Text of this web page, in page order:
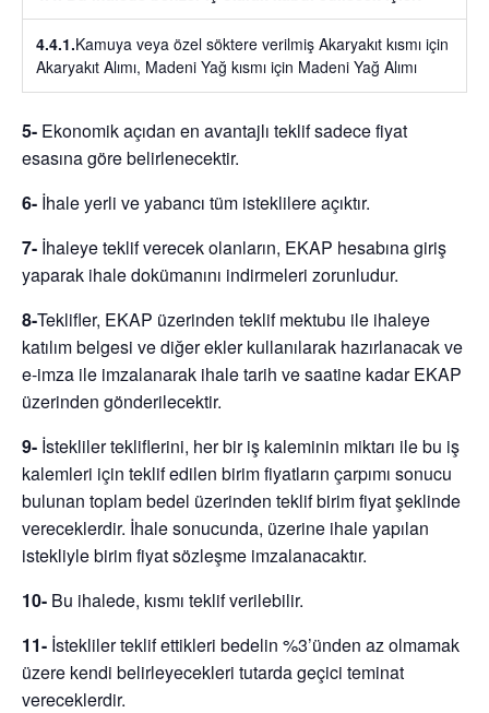
4.4.1.Kamuya veya özel söktere verilmiş Akaryakıt kısmı için
Akaryakıt Alımı, Madeni Yağ kısmı için Madeni Yağ Alımı
5- Ekonomik açıdan en avantajlı teklif sadece fiyat
esasına göre belirlenecektir.
6- İhale yerli ve yabancı tüm isteklilere açıktır.
7- İhaleye teklif verecek olanların, EKAP hesabına giriş
yaparak ihale dokümanını indirmeleri zorunludur.
8-Teklifler, EKAP üzerinden teklif mektubu ile ihaleye
katılım belgesi ve diğer ekler kullanılarak hazırlanacak ve
e-imza ile imzalanarak ihale tarih ve saatine kadar EKAP
üzerinden gönderilecektir.
9- İstekliler tekliflerini, her bir iş kaleminin miktarı ile bu iş
kalemleri için teklif edilen birim fiyatların çarpımı sonucu
bulunan toplam bedel üzerinden teklif birim fiyat şeklinde
vereceklerdir. İhale sonucunda, üzerine ihale yapılan
istekliyle birim fiyat sözleşme imzalanacaktır.
10- Bu ihalede, kısmı teklif verilebilir.
11- İstekliler teklif ettikleri bedelin %3’ünden az olmamak
üzere kendi belirleyecekleri tutarda geçici teminat
vereceklerdir.